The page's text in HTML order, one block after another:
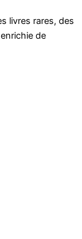
livres rares, des
de